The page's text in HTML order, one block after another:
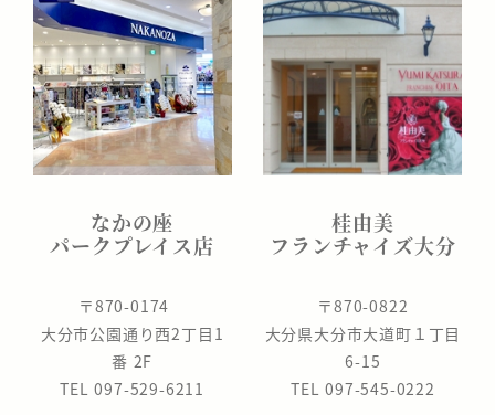
なかの座
パークプレイス店
〒870-0174
大分市公園通り西2丁目1
番 2F
TEL 097-529-6211
桂由美
フランチャイズ大分
〒870-0822
大分県大分市大道町１丁目
6-15
TEL 097-545-0222